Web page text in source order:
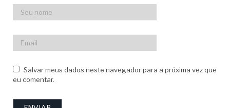
Salvar meus dados neste navegador para a próxima vez que
eu comentar.